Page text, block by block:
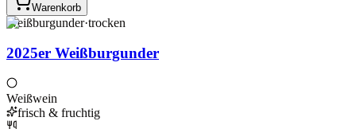
Warenkorb
Weißburgunder·trocken
2025er Weißburgunder
Weißwein
frisch & fruchtig